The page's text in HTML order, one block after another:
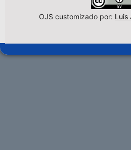
OJS customizado por: Luis